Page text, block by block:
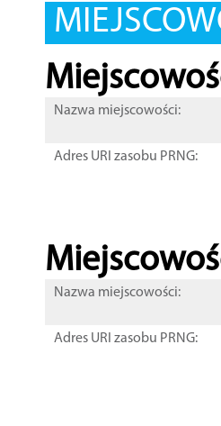
Nazwa miejscowości:
Adres URI zasobu PRNG:
Nazwa miejscowości:
Adres URI zasobu PRNG: